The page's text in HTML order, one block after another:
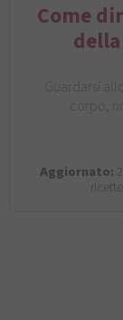
Come
Guardarsi
corpo,
Aggiornato: